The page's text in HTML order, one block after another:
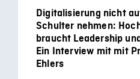
Digitalisierung nicht
Schulter nehmen:
braucht Leadership
Ein Interview mit mit
Ehlers